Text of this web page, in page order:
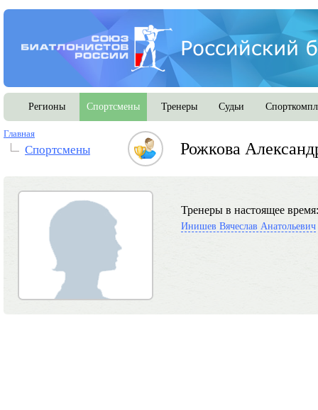
Регионы Спортсмены Тренеры Судьи
Главная
Спортсмены Рожкова
Тренеры в настоящее время:
Инишев Вячеслав Анатольевич